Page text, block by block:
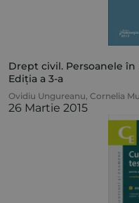
Drept civil. Persoanele
Ediția a 3-a
Ovidiu Ungureanu, Cornelia
26 Martie 2015